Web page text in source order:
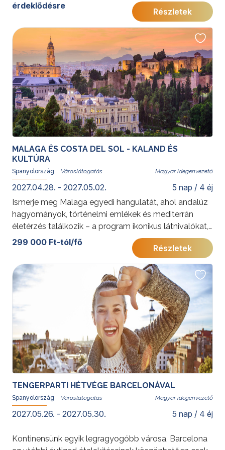
kínál. A programot azoknak ajánljuk, akik egy
tartalmas utazás során szeretnék megismerni Dél-
Spanyolország kulturális kincseit, történelmi városait,
gasztronómiáját és a Costa del Sol pihentető
hangulatát.
További érdekességekért Spanyolországról kattintson
ide.
érdeklődésre
Részletek
MALAGA ÉS COSTA DEL SOL - KALAND ÉS
KULTÚRA
Spanyolország Magyar idegenvezető
2027.04.28. - 2027.05.02. 5 nap / 4 éj
Ismerje meg Malaga egyedi hangulatát, ahol andalúz
hagyományok, történelmi emlékek és mediterrán
életérzés találkozik – a program ikonikus látnivalókat,
fakultatív kirándulásokat és tengerparti pihenést is
kínál. A Torremlinosban található szállás ideális
kiindulópont a Costa del Sol felfedezéséhez.
További érdekességekért Spanyolországról kattintson
ide.
299 000 Ft-tól/fő
Részletek
TENGERPARTI HÉTVÉGE BARCELONÁVAL
Spanyolország Magyar idegenvezető
2027.05.26. - 2027.05.30. 5 nap / 4 éj
Kontinensünk egyik legragyogóbb városa, Barcelona